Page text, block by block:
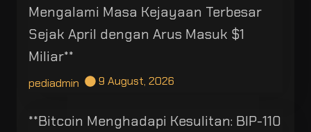
Mengalami Masa Kejayaan Terbesar
Sejak April dengan Arus Masuk $1
Miliar**
pediadmin 9 August, 2026
**Bitcoin Menghadapi Kesulitan: BIP-110